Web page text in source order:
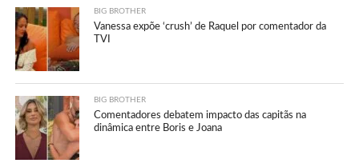
BIG BROTHER
Vanessa expõe ‘crush’ de Raquel por comentador da
TVI
BIG BROTHER
Comentadores debatem impacto das capitãs na
dinâmica entre Boris e Joana